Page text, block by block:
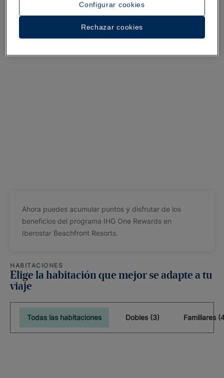
Ahora puedes acumular puntos y disfrutar de los
beneficios del programa IHG One Rewards en
Iberostar Beachfront Resorts.
HABITACIONES
Elige la habitación que mejor se adapte a tu
viaje
Todas las habitaciones Dobles (3) Familiares
Configurar cookies
Rechazar cookies